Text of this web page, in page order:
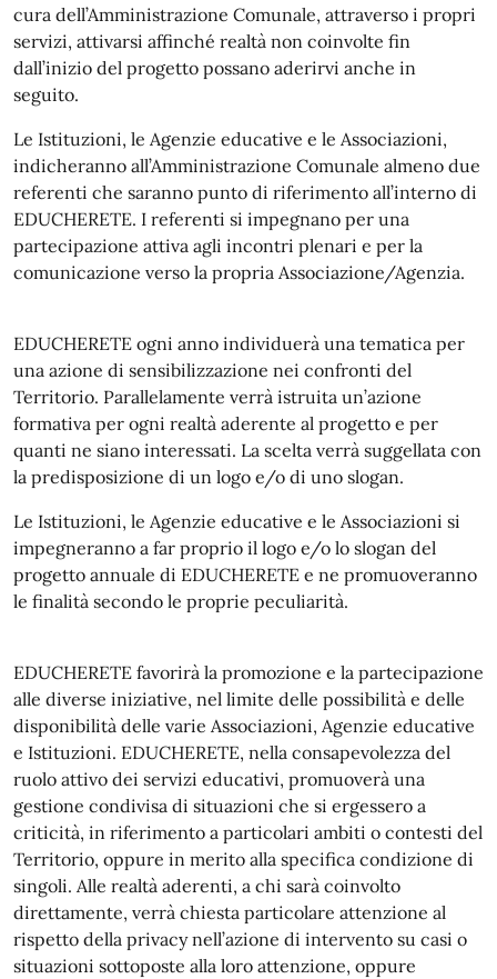
cura dell’Amministrazione Comunale, attraverso i propri
servizi, attivarsi affinché realtà non coinvolte fin
dall’inizio del progetto possano aderirvi anche in
seguito.
Le Istituzioni, le Agenzie educative e le Associazioni,
indicheranno all’Amministrazione Comunale almeno due
referenti che saranno punto di riferimento all’interno di
EDUCHERETE. I referenti si impegnano per una
partecipazione attiva agli incontri plenari e per la
comunicazione verso la propria Associazione/Agenzia.
EDUCHERETE ogni anno individuerà una tematica per
una azione di sensibilizzazione nei confronti del
Territorio. Parallelamente verrà istruita un’azione
formativa per ogni realtà aderente al progetto e per
quanti ne siano interessati. La scelta verrà suggellata con
la predisposizione di un logo e/o di uno slogan.
Le Istituzioni, le Agenzie educative e le Associazioni si
impegneranno a far proprio il logo e/o lo slogan del
progetto annuale di EDUCHERETE e ne promuoveranno
le finalità secondo le proprie peculiarità.
EDUCHERETE favorirà la promozione e la partecipazione
alle diverse iniziative, nel limite delle possibilità e delle
disponibilità delle varie Associazioni, Agenzie educative
e Istituzioni. EDUCHERETE, nella consapevolezza del
ruolo attivo dei servizi educativi, promuoverà una
gestione condivisa di situazioni che si ergessero a
criticità, in riferimento a particolari ambiti o contesti del
Territorio, oppure in merito alla specifica condizione di
singoli. Alle realtà aderenti, a chi sarà coinvolto
direttamente, verrà chiesta particolare attenzione al
rispetto della privacy nell’azione di intervento su casi o
situazioni sottoposte alla loro attenzione, oppure